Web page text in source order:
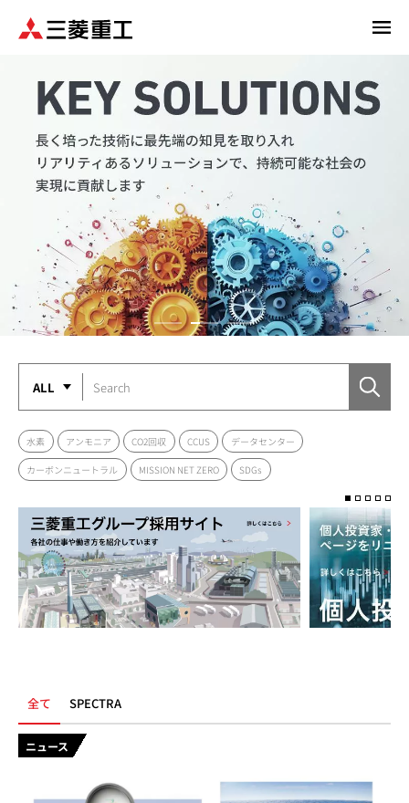
ALL
水素 アンモニア CO2回収 CCUS データセンター
カーボンニュートラル MISSION NET ZERO SDGs
全て SPECTRA
ニュース